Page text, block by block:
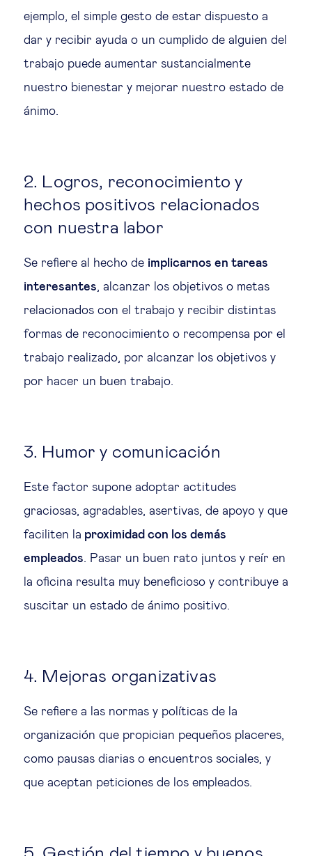
ejemplo, el simple gesto de estar dispuesto a
dar y recibir ayuda o un cumplido de alguien del
trabajo puede aumentar sustancialmente
nuestro bienestar y mejorar nuestro estado de
ánimo.
2. Logros, reconocimiento y
hechos positivos relacionados
con nuestra labor
Se refiere al hecho de implicarnos en tareas
interesantes , alcanzar los objetivos o metas
relacionados con el trabajo y recibir distintas
formas de reconocimiento o recompensa por el
trabajo realizado, por alcanzar los objetivos y
por hacer un buen trabajo.
3. Humor y comunicación
Este factor supone adoptar actitudes
graciosas, agradables, asertivas, de apoyo y que
faciliten la proximidad con los demás
empleados . Pasar un buen rato juntos y reír en
la oficina resulta muy beneficioso y contribuye a
suscitar un estado de ánimo positivo.
4. Mejoras organizativas
Se refiere a las normas y políticas de la
organización que propician pequeños placeres,
como pausas diarias o encuentros sociales, y
que aceptan peticiones de los empleados.